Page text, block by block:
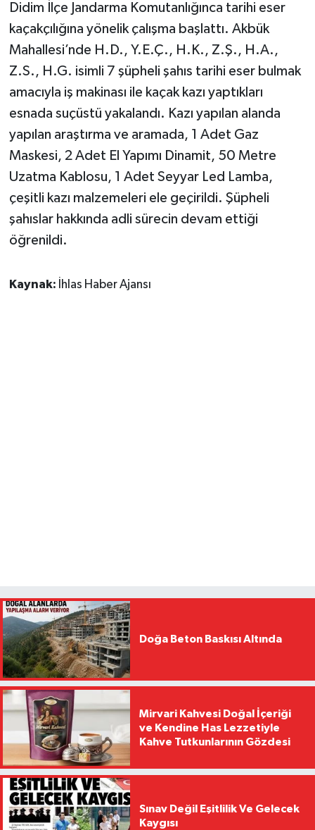
Didim İlçe Jandarma Komutanlığınca tarihi eser
kaçakçılığına yönelik çalışma başlattı. Akbük
Mahallesi’nde H.D., Y.E.Ç., H.K., Z.Ş., H.A.,
Z.S., H.G. isimli 7 şüpheli şahıs tarihi eser bulmak
amacıyla iş makinası ile kaçak kazı yaptıkları
esnada suçüstü yakalandı. Kazı yapılan alanda
yapılan araştırma ve aramada, 1 Adet Gaz
Maskesi, 2 Adet El Yapımı Dinamit, 50 Metre
Uzatma Kablosu, 1 Adet Seyyar Led Lamba,
çeşitli kazı malzemeleri ele geçirildi. Şüpheli
şahıslar hakkında adli sürecin devam ettiği
öğrenildi.
Kaynak: İhlas Haber Ajansı
Doğa Beton Baskısı Altında
Mirvari Kahvesi Doğal İçeriği
ve Kendine Has Lezzetiyle
Kahve Tutkunlarının Gözdesi
Sınav Değil Eşitlilik Ve Gelecek
Kaygısı